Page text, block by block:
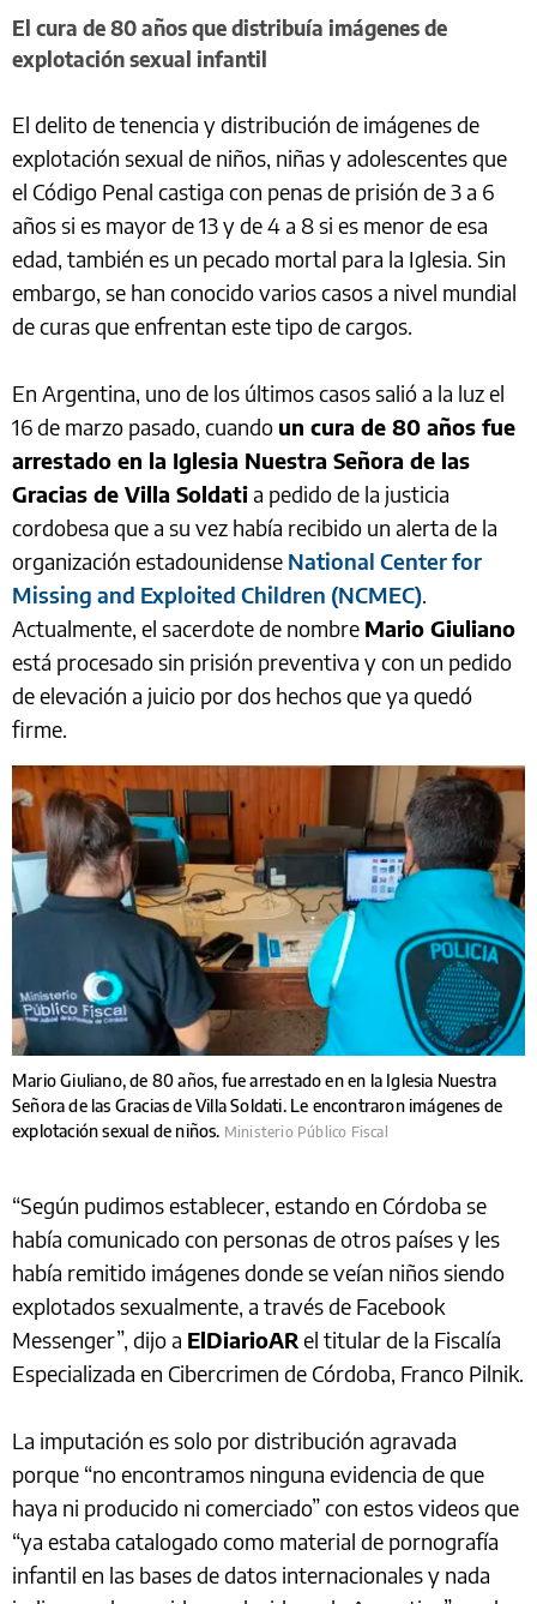
El cura de 80 años que distribuía imágenes de
explotación sexual infantil
El delito de tenencia y distribución de imágenes de
explotación sexual de niños, niñas y adolescentes que
el Código Penal castiga con penas de prisión de 3 a 6
años si es mayor de 13 y de 4 a 8 si es menor de esa
edad, también es un pecado mortal para la Iglesia. Sin
embargo, se han conocido varios casos a nivel mundial
de curas que enfrentan este tipo de cargos.
En Argentina, uno de los últimos casos salió a la luz el
16 de marzo pasado, cuando un cura de 80 años fue
arrestado en la Iglesia Nuestra Señora de las
Gracias de Villa Soldatia pedido de la justicia
cordobesa que a su vez había recibido un alerta de la
organización estadounidense National Center for
Missing and Exploited Children (NCMEC).
Actualmente, el sacerdote de nombre Mario Giuliano
está procesado sin prisión preventiva y con un pedido
de elevación a juicio por dos hechos que ya quedó
firme.
Mario Giuliano, de 80 años, fue arrestado en en la Iglesia Nuestra
Señora de las Gracias de Villa Soldati. Le encontraron imágenes de
explotación sexual de niños. Ministerio Público Fiscal
“Según pudimos establecer, estando en Córdoba se
había comunicado con personas de otros países y les
había remitido imágenes donde se veían niños siendo
explotados sexualmente, a través de Facebook
Messenger”, dijo a ElDiarioARel titular de la Fiscalía
Especializada en Cibercrimen de Córdoba, Franco Pilnik.
La imputación es solo por distribución agravada
porque “no encontramos ninguna evidencia de que
haya ni producido ni comerciado” con estos videos que
“ya estaba catalogado como material de pornografía
infantil en las bases de datos internacionales y nada